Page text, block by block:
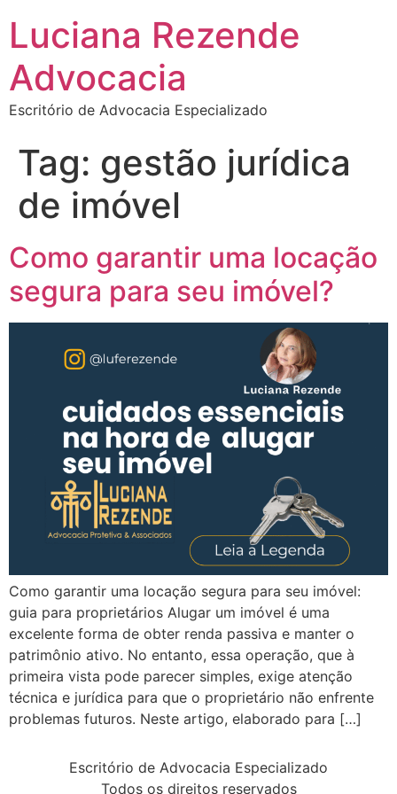
Luciana Rezende
Advocacia
Escritório de Advocacia Especializado
Tag: gestão jurídica
de imóvel
Como garantir uma locação
segura para seu imóvel?
Como garantir uma locação segura para seu imóvel:
guia para proprietários Alugar um imóvel é uma
excelente forma de obter renda passiva e manter o
patrimônio ativo. No entanto, essa operação, que à
primeira vista pode parecer simples, exige atenção
técnica e jurídica para que o proprietário não enfrente
problemas futuros. Neste artigo, elaborado para […]
Escritório de Advocacia Especializado
Todos os direitos reservados